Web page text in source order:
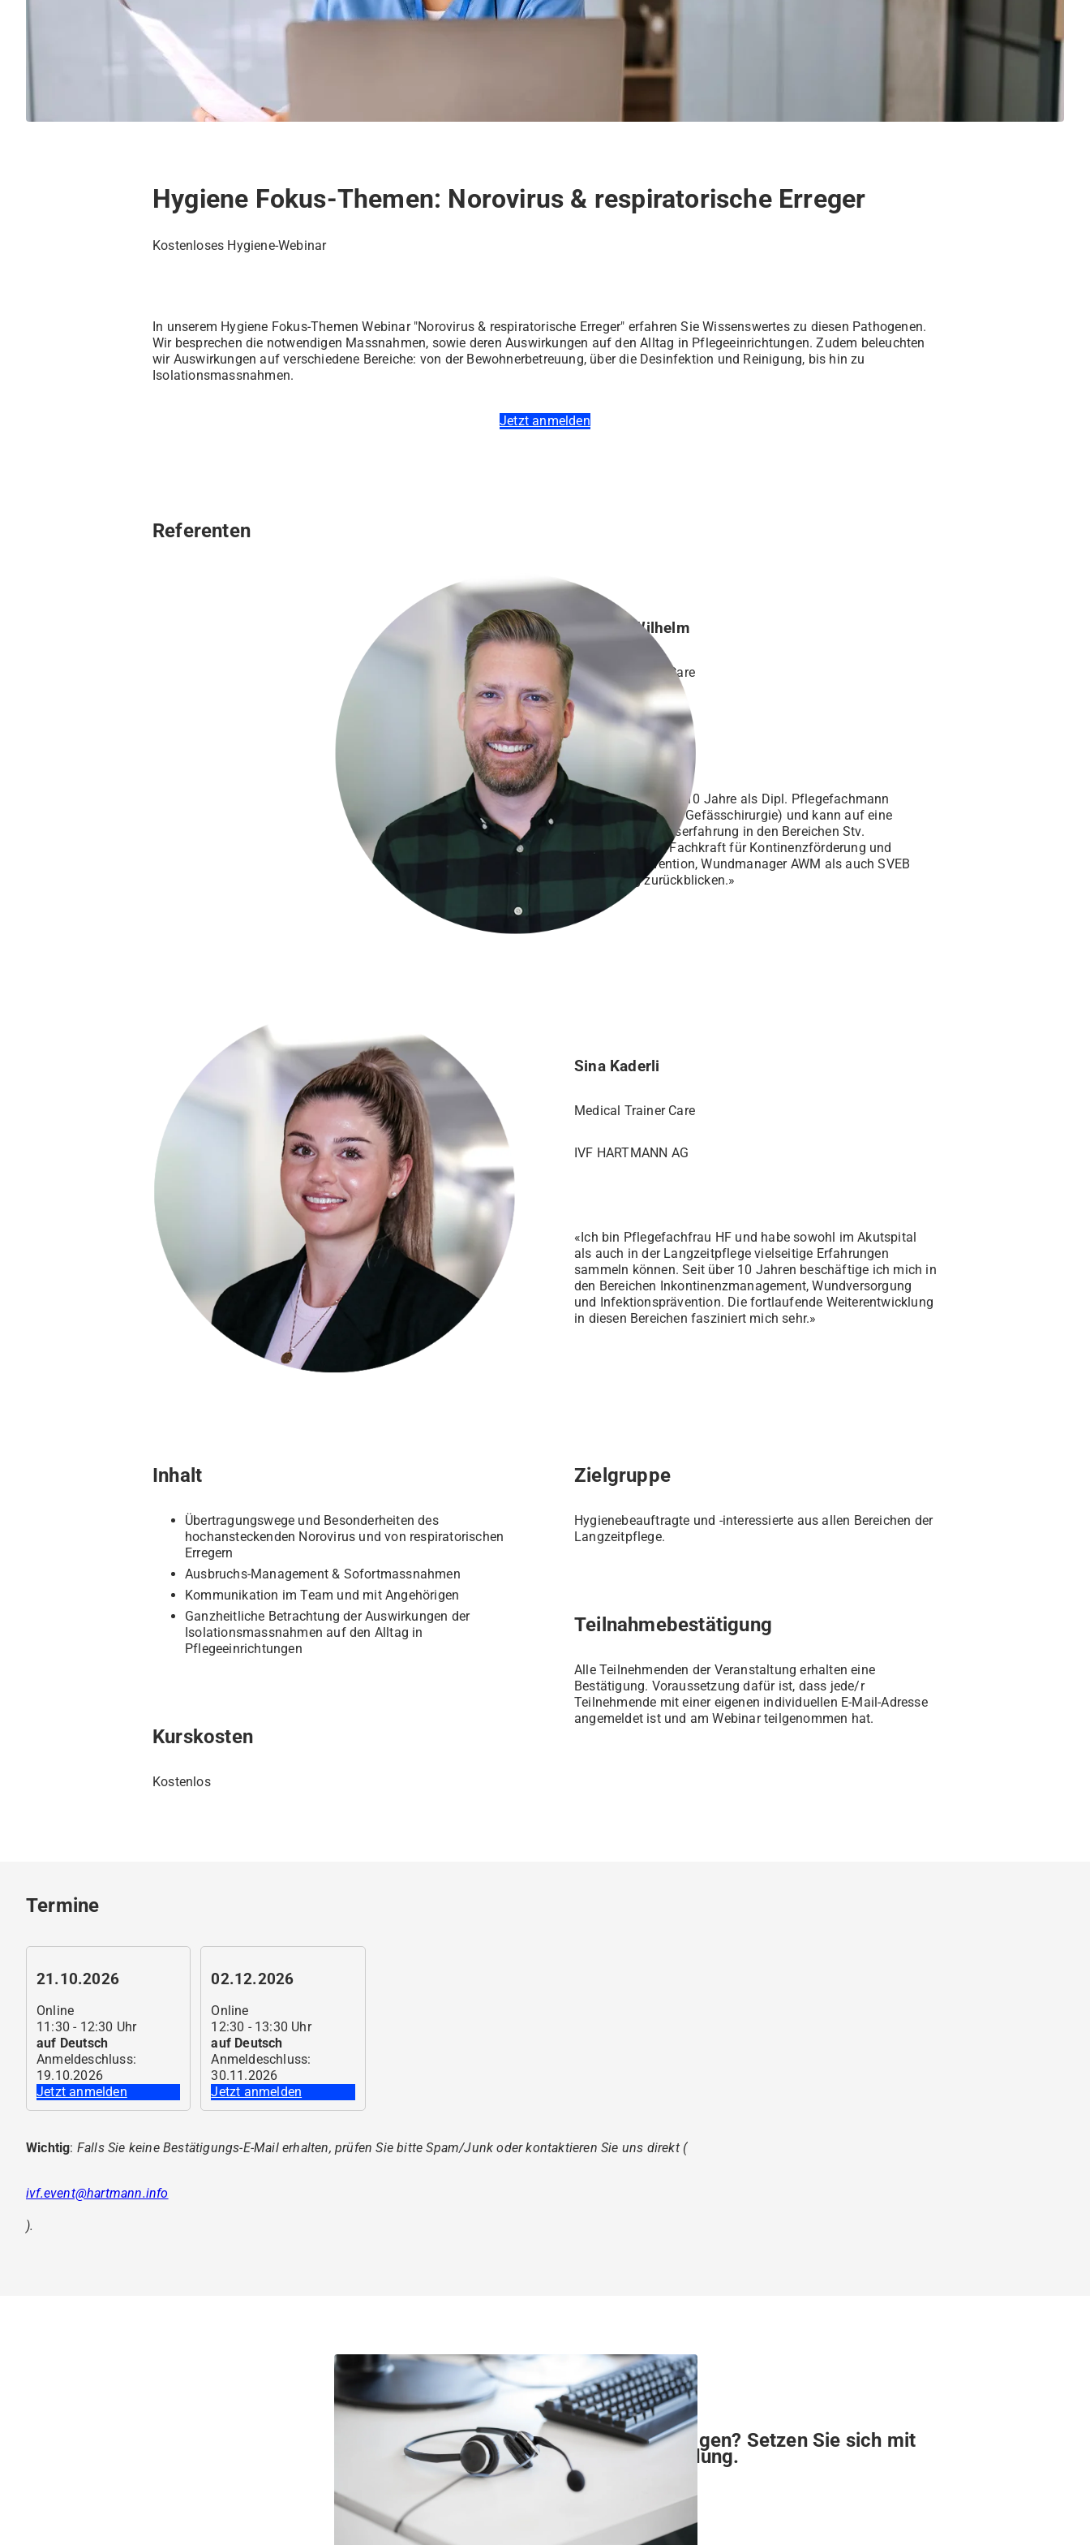
Hygiene Fokus-Themen: Norovirus & respiratorische Erreger
Kostenloses Hygiene-Webinar
In unserem Hygiene Fokus-Themen Webinar "Norovirus & respiratorische Erreger" erfahren Sie Wissenswertes zu diesen Pathogenen.
Wir besprechen die notwendigen Massnahmen, sowie deren Auswirkungen auf den Alltag in Pflegeeinrichtungen. Zudem beleuchten
wir Auswirkungen auf verschiedene Bereiche: von der Bewohnerbetreuung, über die Desinfektion und Reinigung, bis hin zu
Isolationsmassnahmen.
Jetzt anmelden
Referenten
Hannes Wilhelm
Medical Trainer Care
IVF HARTMANN AG
«Ich arbeitete über 10 Jahre als Dipl. Pflegefachmann
(Viszeral-, Thorax-, Gefässchirurgie) und kann auf eine
langjährige Berufserfahrung in den Bereichen Stv.
Stationsleitung, Fachkraft für Kontinenzförderung und
Infektionsprävention, Wundmanager AWM als auch SVEB
Kursleitung zurückblicken.»
Sina Kaderli
Medical Trainer Care
IVF HARTMANN AG
«Ich bin Pflegefachfrau HF und habe sowohl im Akutspital
als auch in der Langzeitpflege vielseitige Erfahrungen
sammeln können. Seit über 10 Jahren beschäftige ich mich in
den Bereichen Inkontinenzmanagement, Wundversorgung
und Infektionsprävention. Die fortlaufende Weiterentwicklung
in diesen Bereichen fasziniert mich sehr.»
Inhalt
Übertragungswege und Besonderheiten des
hochansteckenden Norovirus und von respiratorischen
Erregern
Ausbruchs-Management & Sofortmassnahmen
Kommunikation im Team und mit Angehörigen
Ganzheitliche Betrachtung der Auswirkungen der
Isolationsmassnahmen auf den Alltag in
Pflegeeinrichtungen
Kurskosten
Kostenlos
Zielgruppe
Hygienebeauftragte und -interessierte aus allen Bereichen der
Langzeitpflege.
Teilnahmebestätigung
Alle Teilnehmenden der Veranstaltung erhalten eine
Bestätigung. Voraussetzung dafür ist, dass jede/r
Teilnehmende mit einer eigenen individuellen E-Mail-Adresse
angemeldet ist und am Webinar teilgenommen hat.
Termine
21.10.2026
Online
11:30 - 12:30 Uhr
auf Deutsch
Anmeldeschluss:
19.10.2026
Jetzt anmelden
02.12.2026
Online
12:30 - 13:30 Uhr
aufDeutsch
Anmeldeschluss:
30.11.2026
Jetzt anmelden
Wichtig: Falls Sie keine Bestätigungs-E-Mail erhalten, prüfen Sie bitte Spam/Junk oder kontaktieren Sie uns direkt (
ivf.event@hartmann.info
).
Haben Sie Fragen? Setzen Sie sich mit
uns in Verbindung.
Kontakt aufnehmen